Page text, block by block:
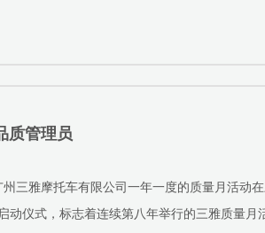
质管理员
州三雅摩托车有限公司一年一度的质量月活动
动仪式，标志着连续第八年举行的三雅质量月